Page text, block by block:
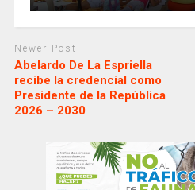
Newer Post
Abelardo De La Espriella
recibe la credencial como
Presidente de la República
2026 – 2030